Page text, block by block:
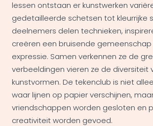
lessen ontstaan er kunstwerken
gedetailleerde schetsen tot kleurrijke
deelnemers delen technieken,
creëren een bruisende
expressie. Samen verkennen ze de
verbeeldingen vieren ze de diversiteit
kunstvormen. De tekenclub is niet
waar lijnen op papier verschijnen,
vriendschappen worden gesloten en
creativiteit worden gevoed.